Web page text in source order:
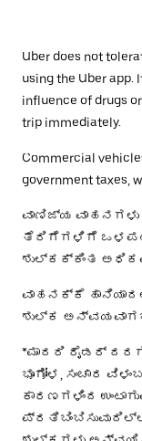
Uber does not
using the Uber app.
influence of drugs
trip immediately.
Commercial
government taxes,
ವಾಣಿಜ್ಯ
ತೆರಿಗೆಗಳಿಗೆ
ಶುಲ್ಕಕ್ಕಿಂತ
ವಾಹನಕ್ಕೆ
ಶುಲ್ಕ
*ಮಾದರಿ ರೈಡರ್
ಭೂಗೋಳ, ಸಂಚಾರ
ಕಾರಣಗಳಿಂದ